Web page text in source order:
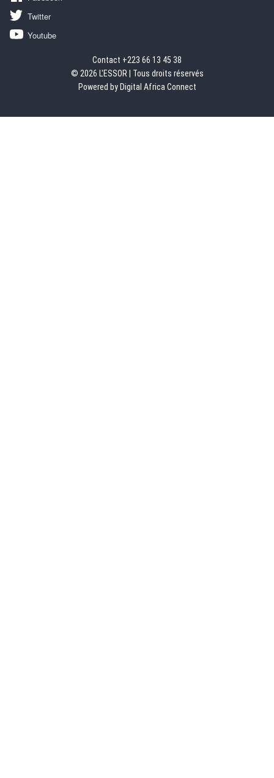
Twitter
Youtube
Contact +223 66 13 45 38
© 2026 L'ESSOR | Tous droits réservés
Powered by Digital Africa Connect